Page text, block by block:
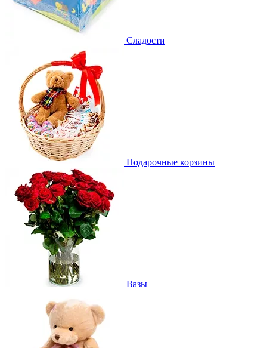
Сладости
Подарочные корзины
Вазы